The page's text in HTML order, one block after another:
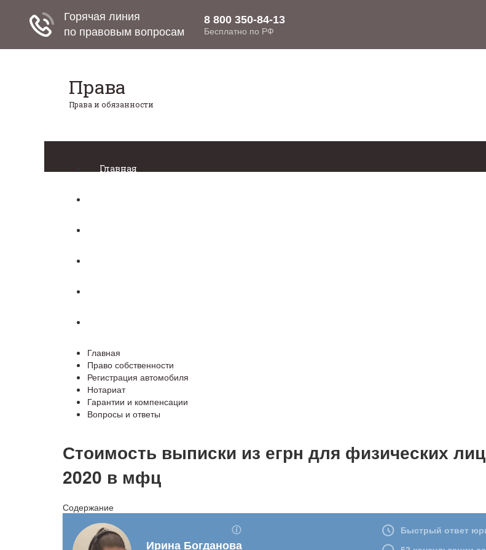
Права
Права и обязанности
Главная
Главная
Право собственности
Регистрация автомобиля
Нотариат
Гарантии и компенсации
Вопросы и ответы
Стоимость выписки из егрн для физических лиц
2020 в мфц
Содержание